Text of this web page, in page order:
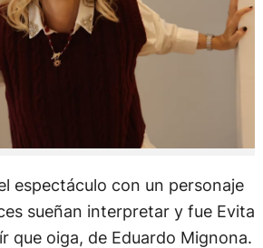
espectáculo con un personaje
sueñan interpretar y fue Evita
que oiga, de Eduardo Mignona.